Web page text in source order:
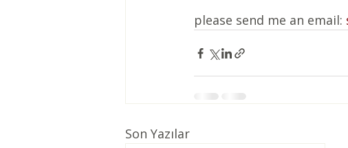
please send me an email:
Son Yazılar